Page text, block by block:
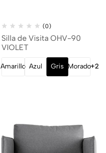
(0)
Silla de Visita OHV-90
VIOLET
Amarillo Azul Gris Morado+2